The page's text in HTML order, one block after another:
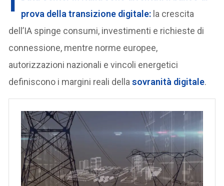
prova della transizione digitale: la crescita
dell’IA spinge consumi, investimenti e richieste di
connessione, mentre norme europee,
autorizzazioni nazionali e vincoli energetici
definiscono i margini reali dellasovranità digitale.